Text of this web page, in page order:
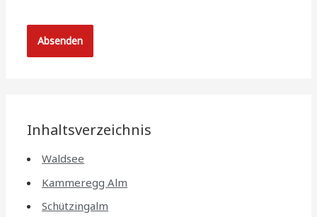
Inhaltsverzeichnis
Waldsee
Kammeregg Alm
Schützingalm